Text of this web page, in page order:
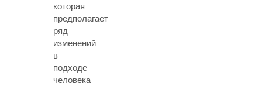
которая
предполагает
ряд
изменений
в
подходе
человека